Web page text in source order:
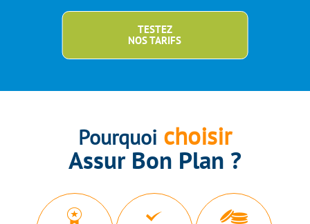
TESTEZ
NOS TARIFS
Pourquoi choisir
Assur Bon Plan ?